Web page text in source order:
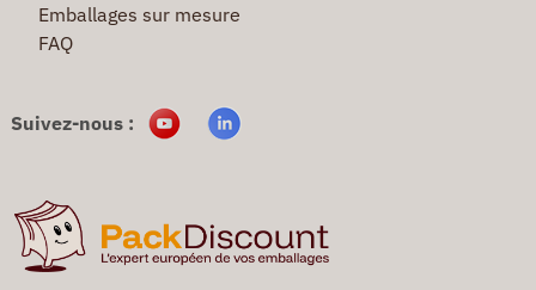
Emballages sur mesure
FAQ
Suivez-nous :